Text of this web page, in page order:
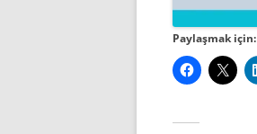
Paylaşmak için: